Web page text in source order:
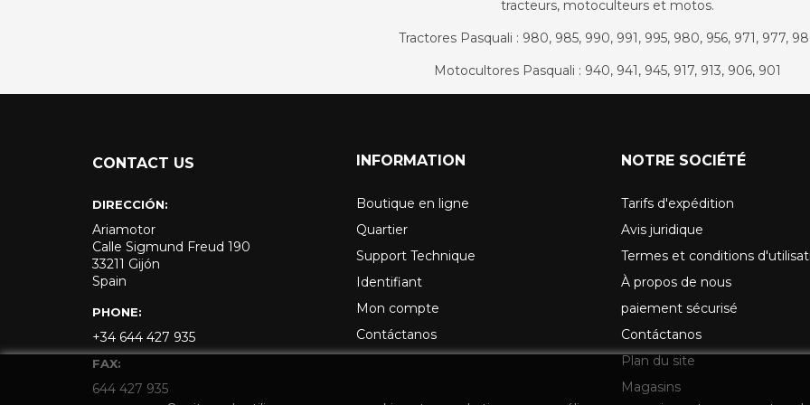
tracteurs, motoculteurs et motos.
Tractores Pasquali : 980, 985, 990, 991, 995, 980, 956, 971, 977,
Motocultores Pasquali : 940, 941, 945, 917, 913, 906, 901
CONTACT US
DIRECCIÓN:
Ariamotor
Calle Sigmund Freud 190
33211 Gijón
Spain
PHONE:
+34 644 427 935
FAX:
644 427 935
INFORMATION
Boutique en ligne
Quartier
Support Technique
Identifiant
Mon compte
Contáctanos
NOTRE SOCIÉTÉ
Tarifs d'expédition
Avis juridique
Termes et conditions
À propos de nous
paiement sécurisé
Contáctanos
Plan du site
Magasins